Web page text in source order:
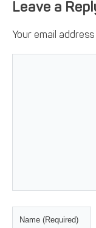
Leave a
Your email